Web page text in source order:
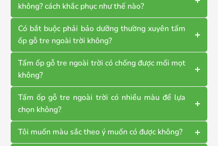
không? cách khắc phục như thế nào?
Có bắt buộc phải bảo dưỡng thường xuyên tấm
ốp gỗ tre ngoài trời không?
Tấm ốp gỗ tre ngoài trời có chống được mối mọt
không?
Tấm ốp gỗ tre ngoài trời có nhiều màu để lựa
chọn không?
Tôi muốn màu sắc theo ý muốn có được không?